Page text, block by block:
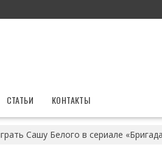
СТАТЬИ КОНТАКТЫ
Сашу Белого в сериале